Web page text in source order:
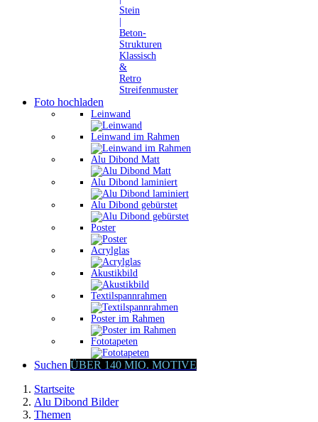
Stein
Beton-
Strukturen
Klassisch
&
Retro
Streifenmuster
Foto hochladen
Leinwand
Leinwand im Rahmen
Alu Dibond Matt
Alu Dibond laminiert
Alu Dibond gebürstet
Poster
Acrylglas
Akustikbild
Textilspannrahmen
Poster im Rahmen
Fototapeten
Suchen ÜBER 140 MIO. MOTIVE
Startseite
Alu Dibond Bilder
Themen